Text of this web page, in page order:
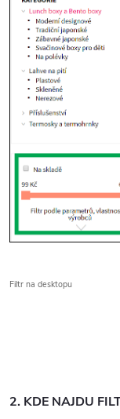
Filtr na desktopu
2. KDE NAJDU